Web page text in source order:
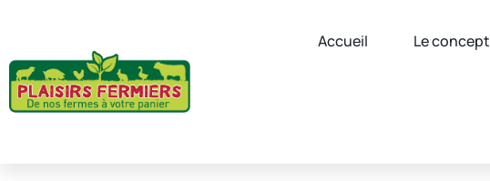
Accueil Le concept